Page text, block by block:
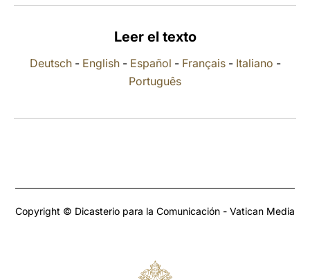
Leer el texto
Deutsch- English- Español - Français- Italiano -
Português
Copyright © Dicasterio para la Comunicación - Vatican Media